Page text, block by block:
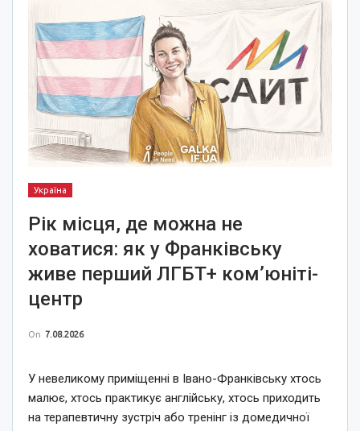
Україна
Рік місця, де можна не
ховатися: як у Франківську
живе перший ЛГБТ+ ком’юніті-
центр
On 7.08.2026
У невеликому приміщенні в Івано-Франківську хтось
малює, хтось практикує англійську, хтось приходить
на терапевтичну зустріч або тренінг із домедичної